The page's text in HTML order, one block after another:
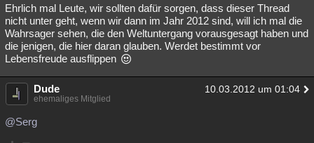
Spiritualität Verschwörungen Technologie Ufologie
Natur Umfragen Unterhaltung
weitere Rubriken
Philosophie Träume Orte Esoterik Literatur
Astronomie Helpdesk
Musik
Ehrlich mal Leute, wir sollten dafür sorgen, dass dieser Thread
nicht unter geht, wenn wir dann im Jahr 2012 sind, will ich mal die
Wahrsager sehen, die den Weltuntergang vorausgesagt haben und
die jenigen, die hier daran glauben. Werdet bestimmt vor
Lebensfreude ausflippen
Dude 10.03.2012 um 01:04
ehemaliges Mitglied
@Serg